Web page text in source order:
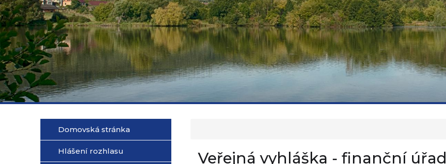
Domovská stránka
Hlášení rozhlasu Veřejná vyhláška - finanční úřad